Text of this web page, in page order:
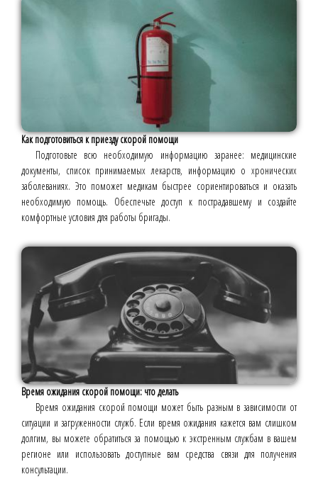
Как подготовиться к приезду скорой помощи
Подготовьте всю необходимую информацию заранее: медицинские
документы, список принимаемых лекарств, информацию о хронических
заболеваниях. Это поможет медикам быстрее сориентироваться и оказать
необходимую помощь. Обеспечьте доступ к пострадавшему и создайте
комфортные условия для работы бригады.
Время ожидания скорой помощи: что делать
Время ожидания скорой помощи может быть разным в зависимости от
ситуации и загруженности служб. Если время ожидания кажется вам слишком
долгим, вы можете обратиться за помощью к экстренным службам в вашем
регионе или использовать доступные вам средства связи для получения
консультации.